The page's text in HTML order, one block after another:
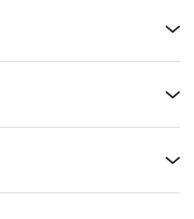
helpen je graag bij al je